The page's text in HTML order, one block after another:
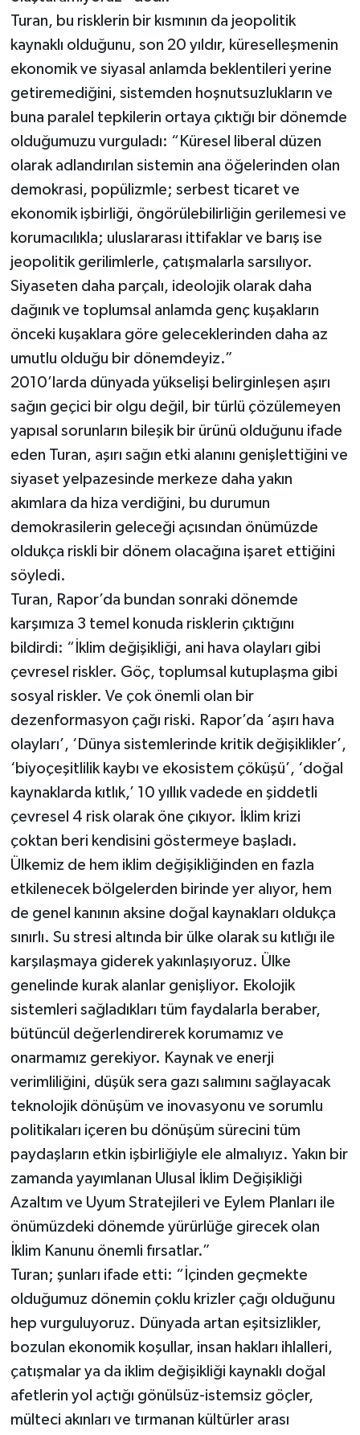
Turan, bu risklerin bir kısmının da jeopolitik
kaynaklı olduğunu, son 20 yıldır, küreselleşmenin
ekonomik ve siyasal anlamda beklentileri yerine
getiremediğini, sistemden hoşnutsuzlukların ve
buna paralel tepkilerin ortaya çıktığı bir dönemde
olduğumuzu vurguladı: “Küresel liberal düzen
olarak adlandırılan sistemin ana öğelerinden olan
demokrasi, popülizmle; serbest ticaret ve
ekonomik işbirliği, öngörülebilirliğin gerilemesi ve
korumacılıkla; uluslararası ittifaklar ve barış ise
jeopolitik gerilimlerle, çatışmalarla sarsılıyor.
Siyaseten daha parçalı, ideolojik olarak daha
dağınık ve toplumsal anlamda genç kuşakların
önceki kuşaklara göre geleceklerinden daha az
umutlu olduğu bir dönemdeyiz.”
2010’larda dünyada yükselişi belirginleşen aşırı
sağın geçici bir olgu değil, bir türlü çözülemeyen
yapısal sorunların bileşik bir ürünü olduğunu ifade
eden Turan, aşırı sağın etki alanını genişlettiğini ve
siyaset yelpazesinde merkeze daha yakın
akımlara da hiza verdiğini, bu durumun
demokrasilerin geleceği açısından önümüzde
oldukça riskli bir dönem olacağına işaret ettiğini
söyledi.
Turan, Rapor’da bundan sonraki dönemde
karşımıza 3 temel konuda risklerin çıktığını
bildirdi: “İklim değişikliği, ani hava olayları gibi
çevresel riskler. Göç, toplumsal kutuplaşma gibi
sosyal riskler. Ve çok önemli olan bir
dezenformasyon çağı riski. Rapor’da ‘aşırı hava
olayları’, ‘Dünya sistemlerinde kritik değişiklikler’,
‘biyoçeşitlilik kaybı ve ekosistem çöküşü’, ‘doğal
kaynaklarda kıtlık,’ 10 yıllık vadede en şiddetli
çevresel 4 risk olarak öne çıkıyor. İklim krizi
çoktan beri kendisini göstermeye başladı.
Ülkemiz de hem iklim değişikliğinden en fazla
etkilenecek bölgelerden birinde yer alıyor, hem
de genel kanının aksine doğal kaynakları oldukça
sınırlı. Su stresi altında bir ülke olarak su kıtlığı ile
karşılaşmaya giderek yakınlaşıyoruz. Ülke
genelinde kurak alanlar genişliyor. Ekolojik
sistemleri sağladıkları tüm faydalarla beraber,
bütüncül değerlendirerek korumamız ve
onarmamız gerekiyor. Kaynak ve enerji
verimliliğini, düşük sera gazı salımını sağlayacak
teknolojik dönüşüm ve inovasyonu ve sorumlu
politikaları içeren bu dönüşüm sürecini tüm
paydaşların etkin işbirliğiyle ele almalıyız. Yakın bir
zamanda yayımlanan Ulusal İklim Değişikliği
Azaltım ve Uyum Stratejileri ve Eylem Planları ile
önümüzdeki dönemde yürürlüğe girecek olan
İklim Kanunu önemli fırsatlar.”
Turan; şunları ifade etti: “İçinden geçmekte
olduğumuz dönemin çoklu krizler çağı olduğunu
hep vurguluyoruz. Dünyada artan eşitsizlikler,
bozulan ekonomik koşullar, insan hakları ihlalleri,
çatışmalar ya da iklim değişikliği kaynaklı doğal
afetlerin yol açtığı gönülsüz-istemsiz göçler,
mülteci akınları ve tırmanan kültürler arası